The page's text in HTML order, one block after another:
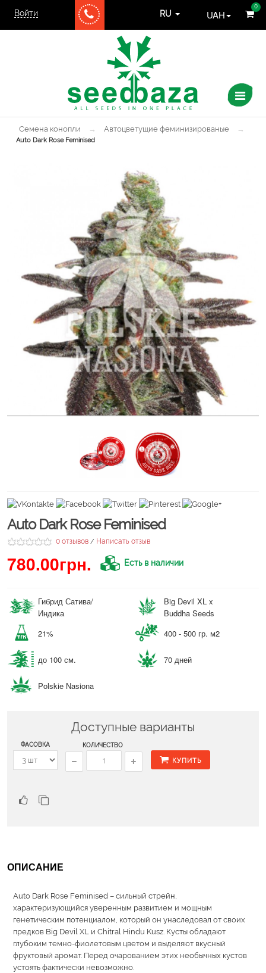
Войти
0
RU UAH
Семена конопли → Автоцветущие феминизированые →
Auto Dark Rose Feminised
Auto Dark Rose Feminised
0 отзывов / Написать отзыв
780.00грн. Есть в наличии
Гибрид Сатива/
Индика
Big Devil XL x
Buddha Seeds
21%
400 - 500 гр. м2
до 100 см. 70 дней
Polskie Nasiona
Доступные варианты
ФАСОВКА КОЛИЧЕСТВО
КУПИТЬ
ОПИСАНИЕ
Auto Dark Rose Feminised – сильный стрейн,
характеризующийся уверенным развитием и мощным
генетическим потенциалом, который он унаследовал от своих
предков Big Devil XL и Chitral Hindu Kusz. Кусты обладают
глубоким темно-фиолетовым цветом и выделяют вкусный
фруктовый аромат. Перед очарованием этих необычных кустов
устоять фактически невозможно.